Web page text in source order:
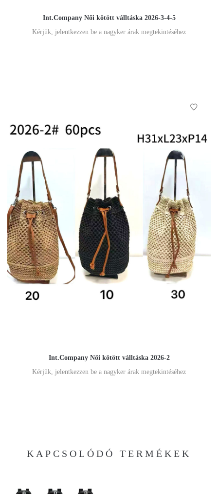
Int.Company Női kötött válltáska 2026-3-4-5
Kérjük, jelentkezzen be a nagyker árak megtekintéséhez
Int.Company Női kötött válltáska 2026-2
Kérjük, jelentkezzen be a nagyker árak megtekintéséhez
KAPCSOLÓDÓ TERMÉKEK